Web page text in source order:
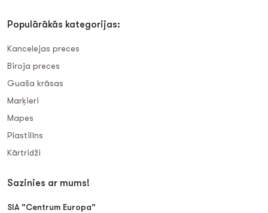
Populārākās kategorijas:
Kancelejas preces
Biroja preces
Guaša krāsas
Marķieri
Mapes
Plastilīns
Kārtridži
Sazinies ar mums!
SIA "Centrum Europa"